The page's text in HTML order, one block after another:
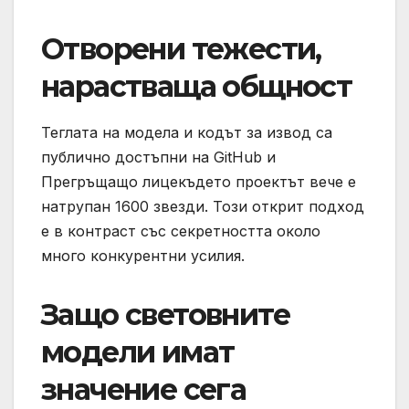
Отворени тежести,
нарастваща общност
Теглата на модела и кодът за извод са
публично достъпни на GitHub и
Прегръщащо лицекъдето проектът вече е
натрупан 1600 звезди. Този открит подход
е в контраст със секретността около
много конкурентни усилия.
Защо световните
модели имат
значение сега